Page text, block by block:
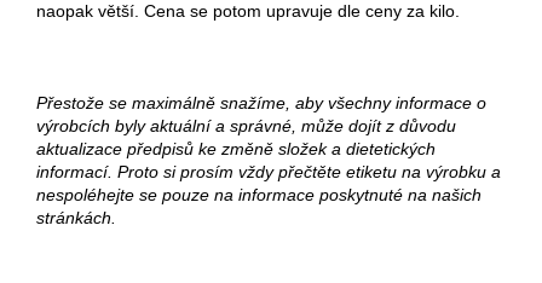
naopak větší. Cena se potom upravuje dle ceny za kilo.
Přestože se maximálně snažíme, aby všechny informace o
výrobcích byly aktuální a správné, může dojít z důvodu
aktualizace předpisů ke změně složek a dietetických
informací. Proto si prosím vždy přečtěte etiketu na výrobku a
nespoléhejte se pouze na informace poskytnuté na našich
stránkách.